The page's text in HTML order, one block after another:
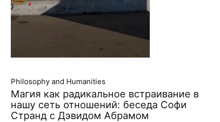
Philosophy and Humanities
Магия как радикальное встраивание в
нашу сеть отношений: беседа Софи
Странд с Дэвидом Абрамом